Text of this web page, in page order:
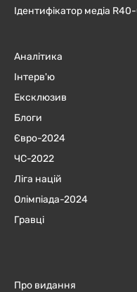
Ідентифікатор медіа
Аналітика
Інтерв'ю
Ексклюзив
Блоги
Євро-2024
ЧC-2022
Ліга націй
Олімпіада-2024
Гравці
Про видання